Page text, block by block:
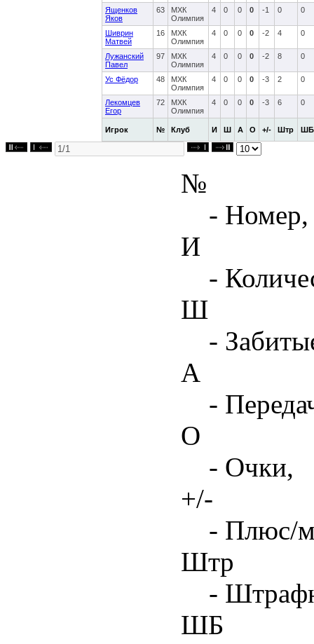
Игрок № Клуб И Ш А О +/- Штр ШБ
Ященков
Яков
63
МХК
Олимпия
4 0 0 0 -1 0 0
Шиврин
Матвей
16
МХК
Олимпия
4 0 0 0 -2 4 0
Лужанский
Павел
97
МХК
Олимпия
4 0 0 0 -2 8 0
Ус Фёдор 48
МХК
Олимпия
4 0 0 0 -3 2 0
Лекомцев
Егор
72
МХК
Олимпия
4 0 0 0 -3 6 0
№
- Номер,
И
-
Ш
-
А
-
О
- Очки,
+/-
- Плюс/
Штр
-
ШБ